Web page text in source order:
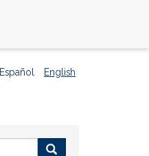
Español English